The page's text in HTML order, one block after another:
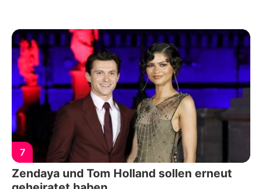
7
Zendaya und Tom Holland sollen erneut